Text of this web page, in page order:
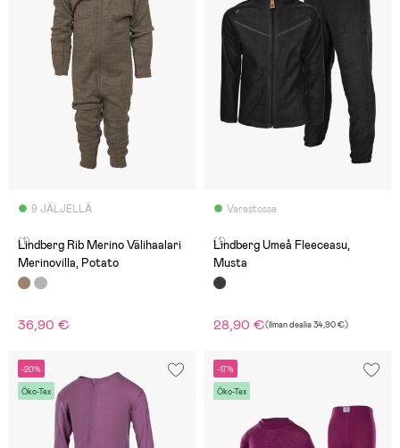
9 JÄLJELLÄ
(1)
Lindberg Rib Merino Välihaalari
Merinovilla, Potato
36,90 €
Varastossa
(1)
Lindberg Umeå Fleeceasu,
Musta
28,90 €(Ilman dealia34,90 €)
-20%
Öko-Tex
-17%
Öko-Tex